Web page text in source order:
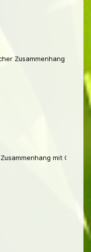
Zusammenhang mit
mit China